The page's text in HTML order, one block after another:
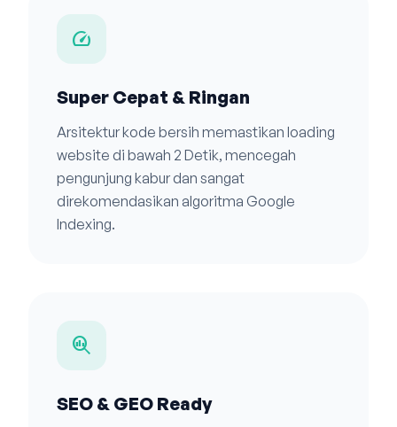
speed
Super Cepat & Ringan
Arsitektur kode bersih memastikan loading
website di bawah 2 Detik, mencegah
pengunjung kabur dan sangat
direkomendasikan algoritma Google
Indexing.
search_insights
SEO & GEO Ready